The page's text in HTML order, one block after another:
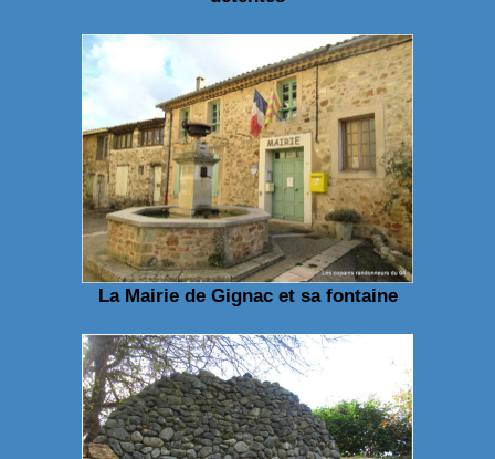
La Mairie de Gignac et sa fontaine